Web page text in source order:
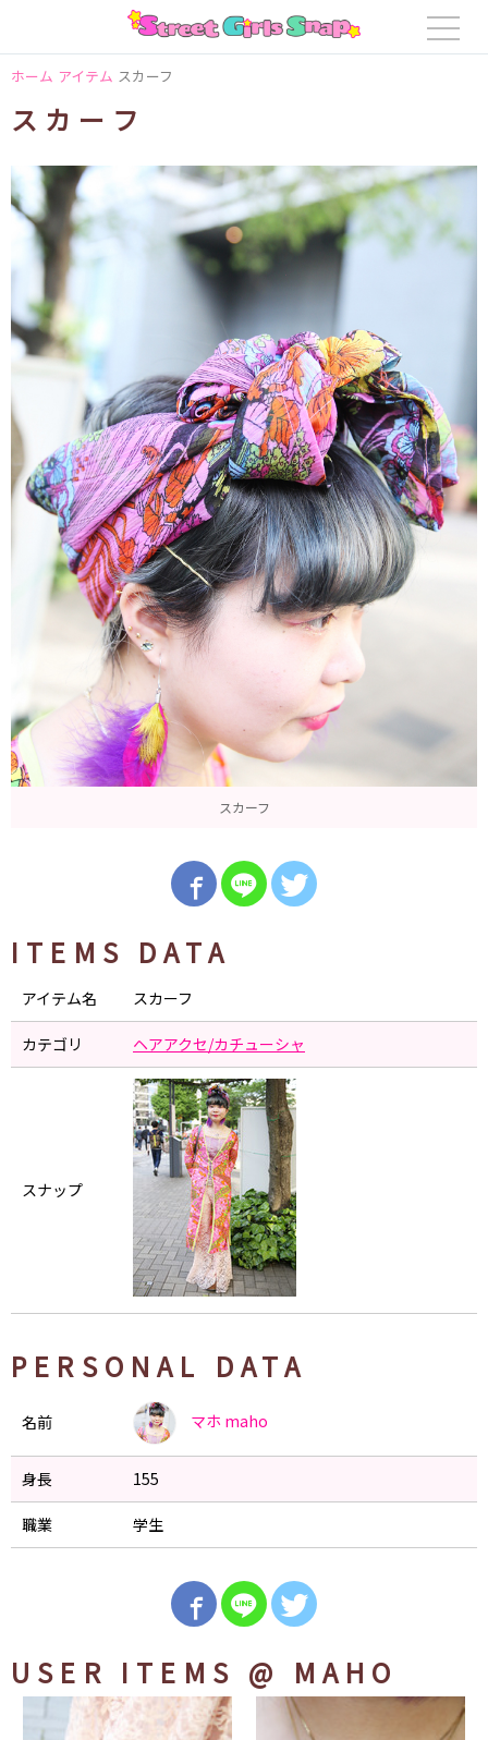
ホーム アイテム スカーフ
スカーフ
スカーフ
ITEMS DATA
アイテム名 スカーフ
カテゴリ ヘアアクセ/カチューシャ
スナップ
PERSONAL DATA
名前 マホ maho
身長 155
職業 学生
USER ITEMS @ MAHO